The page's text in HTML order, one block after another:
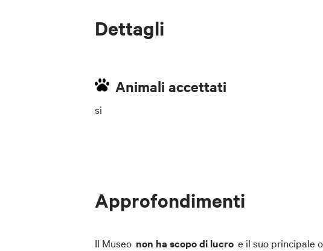
Dettagli
Animali accettati
si
Approfondimenti
Il Museo non ha scopo di lucro e il suo principale